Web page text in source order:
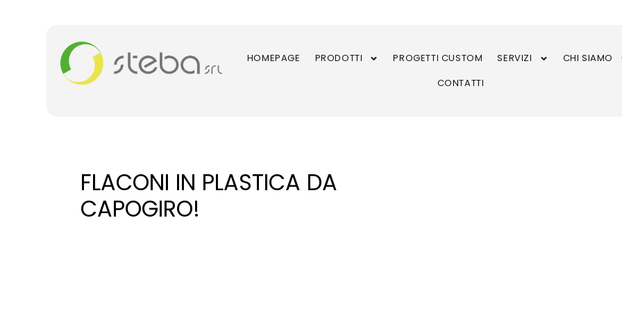
HOMEPAGE PRODOTTI PROGETTI CUSTOM SERVIZI
CHI SIAMO
CONTATTI
FLACONI IN PLASTICA DA
CAPOGIRO!